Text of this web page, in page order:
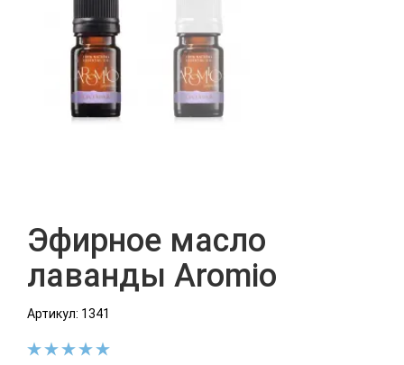
Эфирное масло
лаванды Aromio
Артикул: 1341